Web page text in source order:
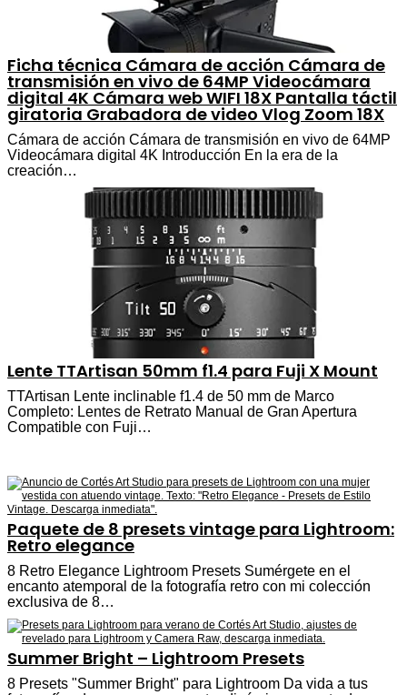
Ficha técnica Cámara de acción Cámara de
transmisión en vivo de 64MP Videocámara
digital 4K Cámara web WIFI 18X Pantalla táctil
giratoria Grabadora de video Vlog Zoom 18X
Cámara de acción Cámara de transmisión en vivo de 64MP
Videocámara digital 4K Introducción En la era de la
creación…
Lente TTArtisan 50mm f1.4 para Fuji X Mount
TTArtisan Lente inclinable f1.4 de 50 mm de Marco
Completo: Lentes de Retrato Manual de Gran Apertura
Compatible con Fuji…
Paquete de 8 presets vintage para Lightroom:
Retro elegance
8 Retro Elegance Lightroom Presets Sumérgete en el
encanto atemporal de la fotografía retro con mi colección
exclusiva de 8…
Summer Bright – Lightroom Presets
8 Presets "Summer Bright" para Lightroom Da vida a tus